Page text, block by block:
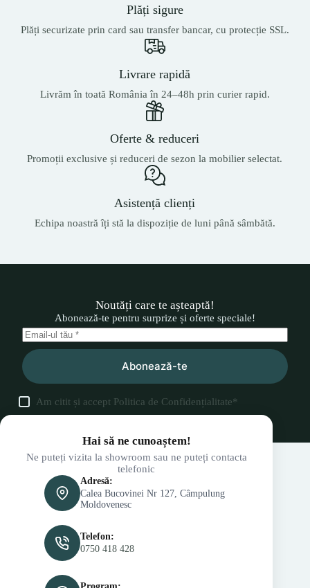
Plăți sigure
Plăți securizate prin card sau transfer bancar, cu protecție SSL.
Livrare rapidă
Livrăm în toată România în 24–48h prin curier rapid.
Oferte & reduceri
Promoții exclusive și reduceri de sezon la mobilier selectat.
Asistență clienți
Echipa noastră îți stă la dispoziție de luni până sâmbătă.
Noutăți care te așteaptă!
Abonează-te pentru surprize și oferte speciale!
Abonează-te
Am citit și accept Politica de Confidențialitate*
Hai să ne cunoaștem!
Ne puteți vizita la showroom sau ne puteți contacta
telefonic
Adresă:
Calea Bucovinei Nr 127, Câmpulung
Moldovenesc
Telefon:
0750 418 428